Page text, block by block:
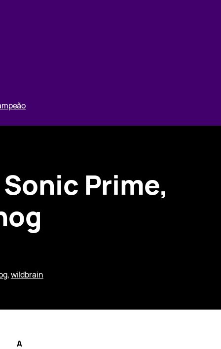
Prime,
, wildbrain
A